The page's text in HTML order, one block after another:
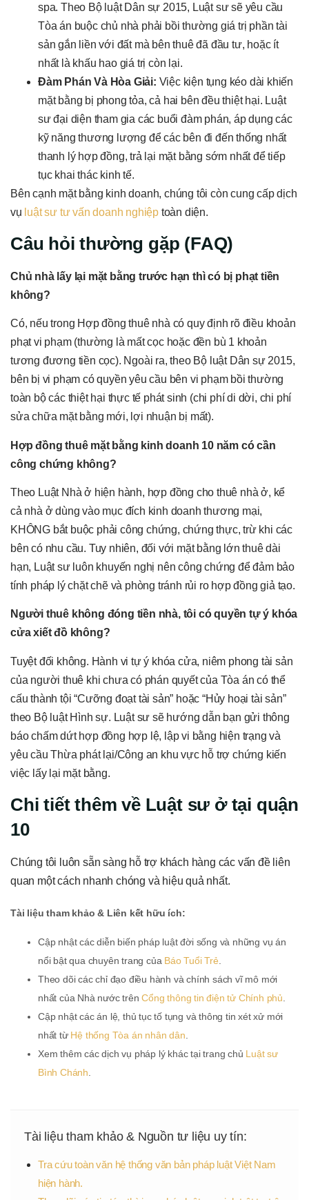
spa. Theo Bộ luật Dân sự 2015, Luật sư sẽ yêu cầu
Tòa án buộc chủ nhà phải bồi thường giá trị phần tài
sản gắn liền với đất mà bên thuê đã đầu tư, hoặc ít
nhất là khấu hao giá trị còn lại.
Đàm Phán Và Hòa Giải: Việc kiện tụng kéo dài khiến
mặt bằng bị phong tỏa, cả hai bên đều thiệt hại. Luật
sư đại diện tham gia các buổi đàm phán, áp dụng các
kỹ năng thương lượng để các bên đi đến thống nhất
thanh lý hợp đồng, trả lại mặt bằng sớm nhất để tiếp
tục khai thác kinh tế.
Bên cạnh mặt bằng kinh doanh, chúng tôi còn cung cấp dịch
vụ luật sư tư vấn doanh nghiệp toàn diện.
Câu hỏi thường gặp (FAQ)
Chủ nhà lấy lại mặt bằng trước hạn thì có bị phạt tiền
không?
Có, nếu trong Hợp đồng thuê nhà có quy định rõ điều khoản
phạt vi phạm (thường là mất cọc hoặc đền bù 1 khoản
tương đương tiền cọc). Ngoài ra, theo Bộ luật Dân sự 2015,
bên bị vi phạm có quyền yêu cầu bên vi phạm bồi thường
toàn bộ các thiệt hại thực tế phát sinh (chi phí di dời, chi phí
sửa chữa mặt bằng mới, lợi nhuận bị mất).
Hợp đồng thuê mặt bằng kinh doanh 10 năm có cần
công chứng không?
Theo Luật Nhà ở hiện hành, hợp đồng cho thuê nhà ở, kể
cả nhà ở dùng vào mục đích kinh doanh thương mại,
KHÔNG bắt buộc phải công chứng, chứng thực, trừ khi các
bên có nhu cầu. Tuy nhiên, đối với mặt bằng lớn thuê dài
hạn, Luật sư luôn khuyến nghị nên công chứng để đảm bảo
tính pháp lý chặt chẽ và phòng tránh rủi ro hợp đồng giả tạo.
Người thuê không đóng tiền nhà, tôi có quyền tự ý khóa
cửa xiết đồ không?
Tuyệt đối không. Hành vi tự ý khóa cửa, niêm phong tài sản
của người thuê khi chưa có phán quyết của Tòa án có thể
cấu thành tội “Cưỡng đoạt tài sản” hoặc “Hủy hoại tài sản”
theo Bộ luật Hình sự. Luật sư sẽ hướng dẫn bạn gửi thông
báo chấm dứt hợp đồng hợp lệ, lập vi bằng hiện trạng và
yêu cầu Thừa phát lại/Công an khu vực hỗ trợ chứng kiến
việc lấy lại mặt bằng.
Chi tiết thêm về Luật sư ở tại quận
10
Chúng tôi luôn sẵn sàng hỗ trợ khách hàng các vấn đề liên
quan một cách nhanh chóng và hiệu quả nhất.
Tài liệu tham khảo & Liên kết hữu ích:
Cập nhật các diễn biến pháp luật đời sống và những vụ án
nổi bật qua chuyên trang của Báo Tuổi Trẻ
Theo dõi các chỉ đạo điều hành và chính sách vĩ mô mới
nhất của Nhà nước trênCổng thông tin điện tử Chính phủ
Cập nhật các án lệ, thủ tục tố tụng và thông tin xét xử mới
nhất từ Hệ thống Tòa án nhân dân
Xem thêm các dịch vụ pháp lý khác tại trang chủ Luật sư
Bình Chánh
Tài liệu tham khảo & Nguồn tư liệu uy tín:
Tra cứu toàn văn hệ thống văn bản pháp luật Việt Nam
hiện hành.